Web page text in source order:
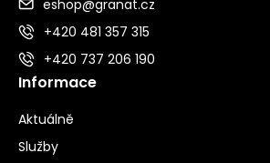
eshop@granat.cz
+420 481 357 315
+420 737 206 190
Informace
Aktuálně
Služby